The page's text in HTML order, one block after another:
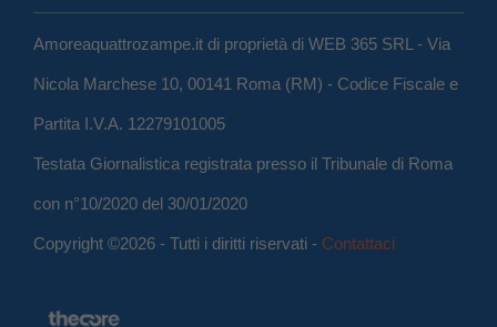
Amoreaquattrozampe.it di proprietà di WEB 365 SRL - Via
Nicola Marchese 10, 00141 Roma (RM) - Codice Fiscale e
Partita I.V.A. 12279101005
Testata Giornalistica registrata presso il Tribunale di Roma
con n°10/2020 del 30/01/2020
Copyright ©2026 - Tutti i diritti riservati - Contattaci